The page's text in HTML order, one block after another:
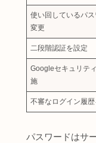
使い回しているパス
変更
二段階認証を設定
Googleセキュリテ
施
不審なログイン履
パスワードはサ